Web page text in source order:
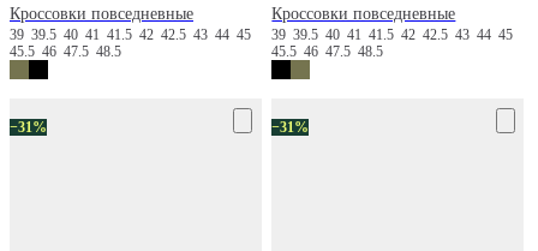
Кроссовки повседневные
39 39.5 40 41 41.5 42 42.5 43 44 45
45.5 46 47.5 48.5
Кроссовки повседневные
3939.5404141.54242.5434445
45.54647.548.5
−31% −31%